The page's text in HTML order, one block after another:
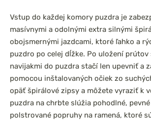
Vstup do každej komory puzdra je
masívnymi a odolnými extra silnými
obojsmernými jazdcami, ktoré ľahko a
puzdro po celej dĺžke. Po uložení prútov
navijakmi do puzdra stačí len upevniť a
pomocou inštalovaných očiek zo
opäť špirálové zipsy a môžete vyraziť k
puzdra na chrbte slúžia pohodlné,
polstrované popruhy na ramená, ktoré